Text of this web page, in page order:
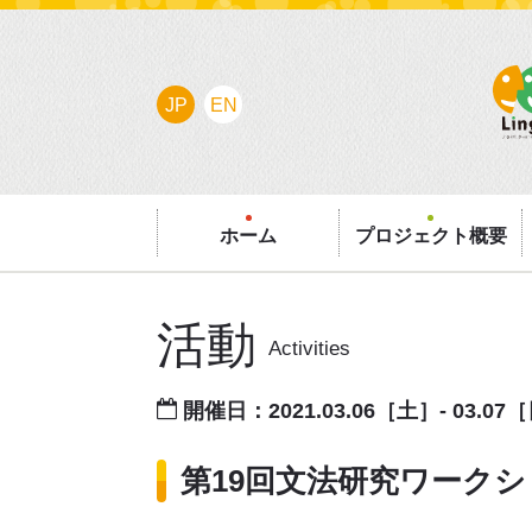
活動 Activities
開催日：2021.03.06［土］- 03.07
第19回文法研究ワーク
ホーム プロジェクト概要
JP EN